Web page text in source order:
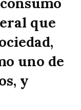
que
uno de
y